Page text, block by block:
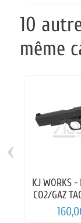
10
même
KJ WORKS -
CO2/GAZ
FULL
‹